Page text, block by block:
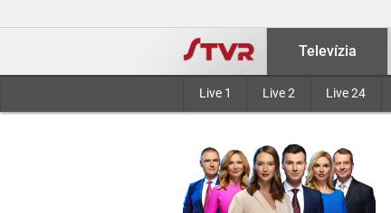
Televízia
Live 1 Live 2 Live 24